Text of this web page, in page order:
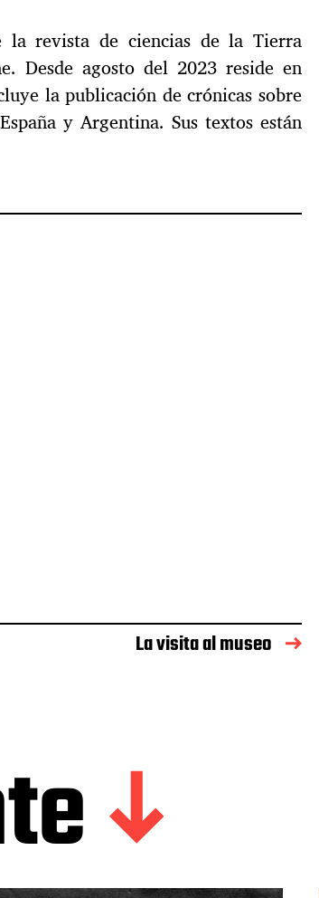
la revista de ciencias de la Tierra
Desde agosto del 2023 reside en
la publicación de crónicas sobre
y Argentina. Sus textos están
La visita al museo